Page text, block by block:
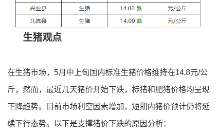
生猪观点
在生猪市场，5月中上旬国内标准生猪价格维持在14.8元/公
斤，然而，最近几天猪价开始下跌，标猪和肥猪价格均呈现
下降趋势。目前市场利空因素增加，短期内猪价预计仍将延
续下行态势。以下是支撑猪价下跌的原因分析：